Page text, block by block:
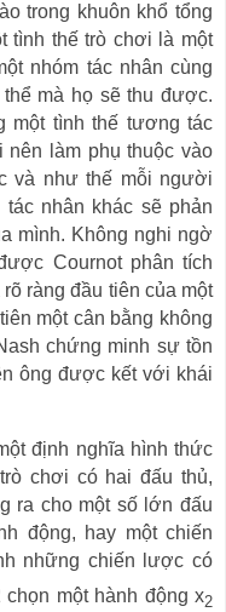
trong khuôn khổ tổng
tình thế trò chơi là một
nhóm tác nhân cùng
mà họ sẽ thu được.
một tình thế tương tác
làm phụ thuộc vào
và như thế mỗi người
nhân khác sẽ phản
mình. Không nghi ngờ
Cournot phân tích
ràng đầu tiên của một
một cân bằng không
chứng minh sự tồn
ông được kết với khái
định nghĩa hình thức
chơi có hai đấu thủ,
ra cho một số lớn đấu
động, hay một chiến
những chiến lược có
chọn một hành động x2